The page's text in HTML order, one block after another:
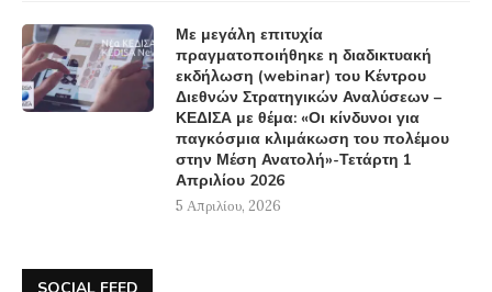
Με μεγάλη επιτυχία
πραγματοποιήθηκε η διαδικτυακή
εκδήλωση (webinar) του Κέντρου
Διεθνών Στρατηγικών Αναλύσεων –
ΚΕΔΙΣΑ με θέμα: «Οι κίνδυνοι για
παγκόσμια κλιμάκωση του πολέμου
στην Μέση Ανατολή»-Τετάρτη 1
Απριλίου 2026
5 Απριλίου, 2026